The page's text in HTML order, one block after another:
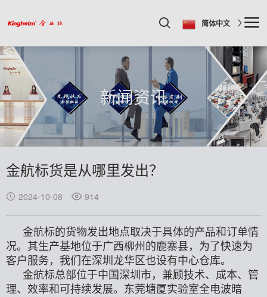
简体中文
新闻资讯
金航标货是从哪里发出？
2024-10-08 914
金航标的货物发出地点取决于具体的产品和订单情
况。其生产基地位于广西柳州的鹿寨县，为了快速为
客户服务，我们在深圳龙华区也设有中心仓库。
金航标总部位于中国深圳市，兼顾技术、成本、管
理、效率和可持续发展。东莞塘厦实验室全电波暗